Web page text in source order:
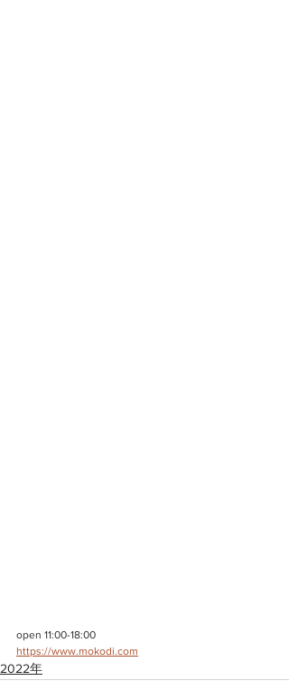
open 11:00-18:00
https://www.mokodi.com
2022年